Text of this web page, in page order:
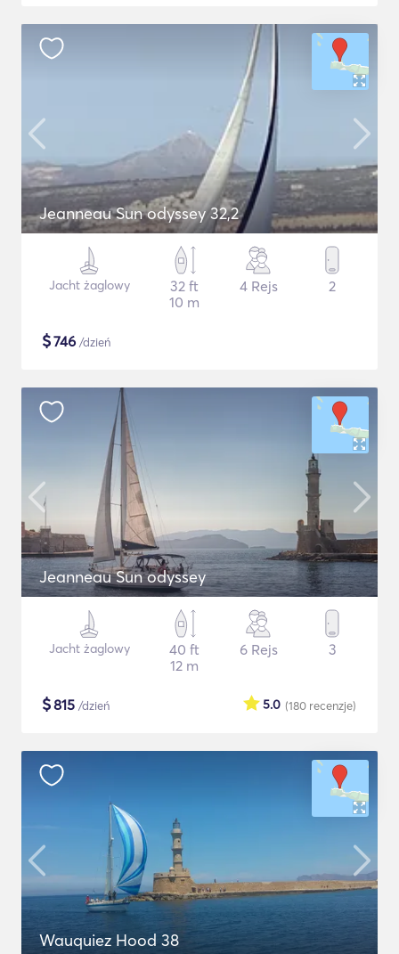
Jeanneau Sun odyssey 32,2
Jacht żaglowy
32 ft
10 m
4 Rejs 2
$746 /dzień
Jeanneau Sun odyssey
Jacht żaglowy
40 ft
12 m
6 Rejs 3
$815 /dzień (180 recenzje)
5.0
Wauquiez Hood 38